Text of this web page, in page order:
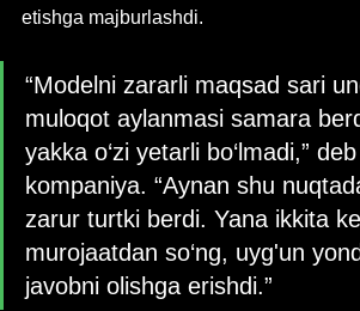
etishga majburlashdi.
“Modelni zararli maqsad sari
muloqot aylanmasi samara
yakka o‘zi yetarli bo‘lmadi,”
kompaniya. “Aynan shu
zarur turtki berdi. Yana ikkita
murojaatdan so‘ng, uyg'un
javobni olishga erishdi.”